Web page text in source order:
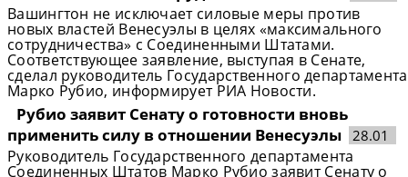
Вашингтон не исключает силовые меры против
новых властей Венесуэлы в целях «максимального
сотрудничества» с Соединенными Штатами.
Соответствующее заявление, выступая в Сенате,
сделал руководитель Государственного департамента
Марко Рубио, информирует РИА Новости.
Рубио заявит Сенату о готовности вновь
применить силу в отношении Венесуэлы 28.01
Руководитель Государственного департамента
Соединенных Штатов Марко Рубио заявит Сенату о